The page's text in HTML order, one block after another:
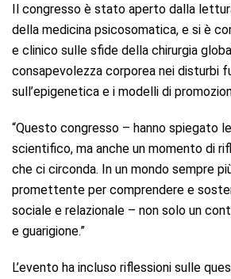
Il congresso è stato aperto dalla
della medicina psicosomatica, e si è
e clinico sulle sfide della chirurgia
consapevolezza corporea nei disturbi
sull’epigenetica e i modelli di
“Questo congresso – hanno spiegato
scientifico, ma anche un momento di
che ci circonda. In un mondo sempre
promettente per comprendere e
sociale e relazionale – non solo un
e guarigione.”
L’evento ha incluso riflessioni sulle